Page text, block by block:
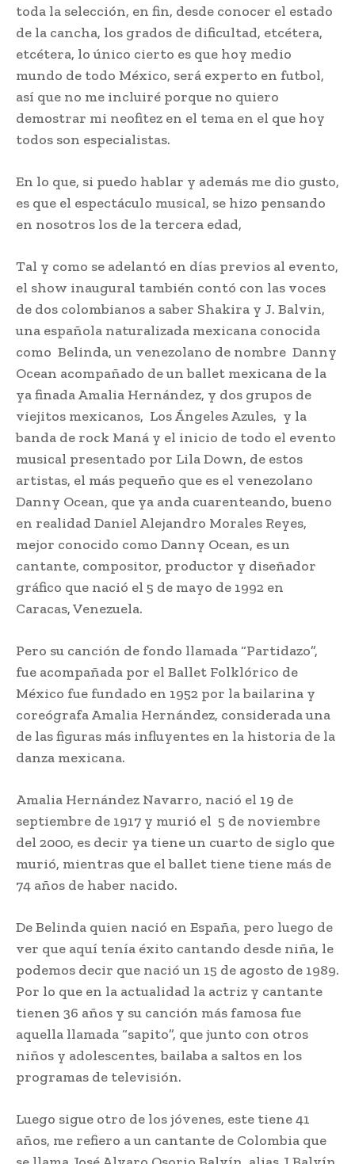
toda la selección, en fin, desde conocer el estado
de la cancha, los grados de dificultad, etcétera,
etcétera, lo único cierto es que hoy medio
mundo de todo México, será experto en futbol,
así que no me incluiré porque no quiero
demostrar mi neofitez en el tema en el que hoy
todos son especialistas.
En lo que, si puedo hablar y además me dio gusto,
es que el espectáculo musical, se hizo pensando
en nosotros los de la tercera edad,
Tal y como se adelantó en días previos al evento,
el show inaugural también contó con las voces
de dos colombianos a saber Shakira y J. Balvin,
una española naturalizada mexicana conocida
como Belinda, un venezolano de nombre Danny
Ocean acompañado de un ballet mexicana de la
ya finada Amalia Hernández, y dos grupos de
viejitos mexicanos, Los Ángeles Azules, y la
banda de rock Maná y el inicio de todo el evento
musical presentado por Lila Down, de estos
artistas, el más pequeño que es el venezolano
Danny Ocean, que ya anda cuarenteando, bueno
en realidad Daniel Alejandro Morales Reyes,
mejor conocido como Danny Ocean, es un
cantante, compositor, productor y diseñador
gráfico que nació el 5 de mayo de 1992 en
Caracas, Venezuela.
Pero su canción de fondo llamada “Partidazo”,
fue acompañada por el Ballet Folklórico de
México fue fundado en 1952 por la bailarina y
coreógrafa Amalia Hernández, considerada una
de las figuras más influyentes en la historia de la
danza mexicana.
Amalia Hernández Navarro, nació el 19 de
septiembre de 1917 y murió el 5 de noviembre
del 2000, es decir ya tiene un cuarto de siglo que
murió, mientras que el ballet tiene tiene más de
74 años de haber nacido.
De Belinda quien nació en España, pero luego de
ver que aquí tenía éxito cantando desde niña, le
podemos decir que nació un 15 de agosto de 1989.
Por lo que en la actualidad la actriz y cantante
tienen 36 años y su canción más famosa fue
aquella llamada “sapito”, que junto con otros
niños y adolescentes, bailaba a saltos en los
programas de televisión.
Luego sigue otro de los jóvenes, este tiene 41
años, me refiero a un cantante de Colombia que